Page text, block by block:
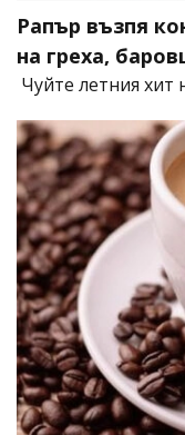
Рапър възпя
на греха,
Чуйте летния хит